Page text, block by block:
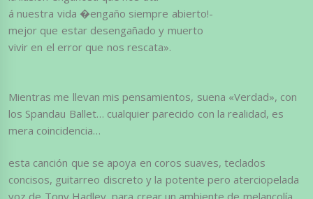
á nuestra vida �engaño siempre abierto!-
mejor que estar desengañado y muerto
vivir en el error que nos rescata».
Mientras me llevan mis pensamientos, suena «Verdad», con
los Spandau Ballet… cualquier parecido con la realidad, es
mera coincidencia…
esta canción que se apoya en coros suaves, teclados
concisos, guitarreo discreto y la potente pero aterciopelada